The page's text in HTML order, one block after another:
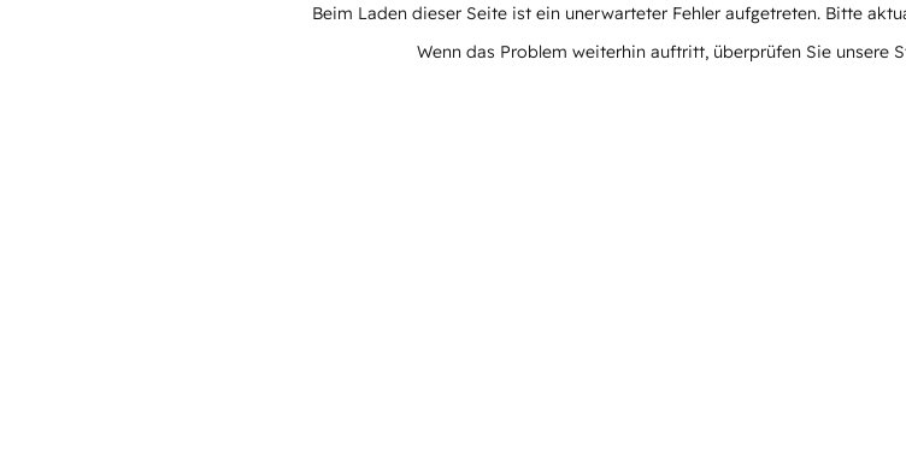
Beim Laden dieser Seite ist ein unerwarteter Fehler aufgetreten. Bitte
Wenn das Problem weiterhin auftritt, überprüfen Sie unsere